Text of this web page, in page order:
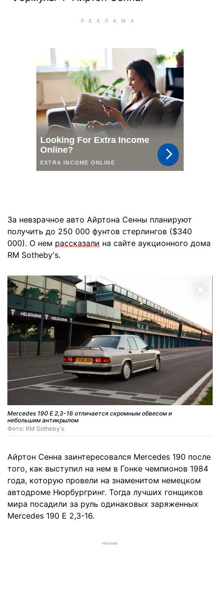
За невзрачное авто Айртона Сенны планируют
получить до 250 000 фунтов стерлингов ($340
000). О нем рассказали на сайте аукционного дома
RM Sotheby's.
Mercedes 190 E 2,3-16 отличается скромным обвесом и
небольшим антикрылом
Фото: RM Sotheby's
Айртон Сенна заинтересовался Mercedes 190 после
того, как выступил на нем в Гонке чемпионов 1984
года, которую провели на знаменитом немецком
автодроме Нюрбургринг. Тогда лучших гонщиков
мира посадили за руль одинаковых заряженных
Mercedes 190 E 2,3-16.
РЕКЛАМА